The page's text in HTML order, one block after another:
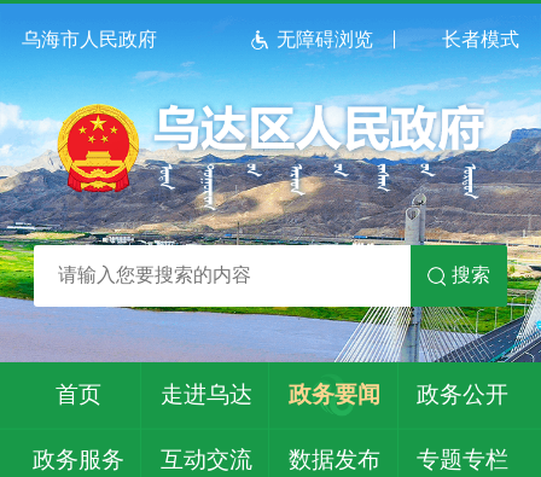
乌海市人民政府 无障碍浏览 长者模式
搜索
首页 走进乌达 政务要闻 政务公开
政务服务 互动交流 数据发布 专题专栏